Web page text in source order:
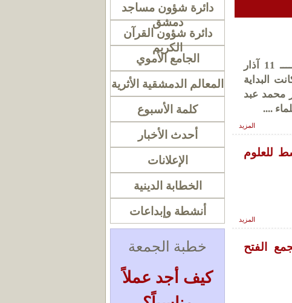
دائرة شؤون مساجد
دمشق
دائرة شؤون القرآن
الكريم
الجامع الأموي
المعالم الدمشقية الأثرية
كلمة الأسبوع
أحدث الأخبار
الإعلانات
الخطابة الدينية
أنشطة وإبداعات
خطبة الجمعة
كيف أجد عملاً
انعقد صباح اليوم الأربعاء الواقع في 20 جمادى الأولى 1436 هــ الموافق لــــ 11 آذار
البداية
محمد عبد
....
المزيد
للعلوم
المزيد
الفتح